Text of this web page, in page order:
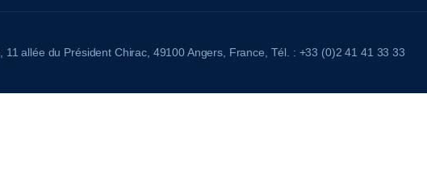
allée du Président Chirac, 49100 Angers, France, Tél. : +33 (0)2 41 41 33 33